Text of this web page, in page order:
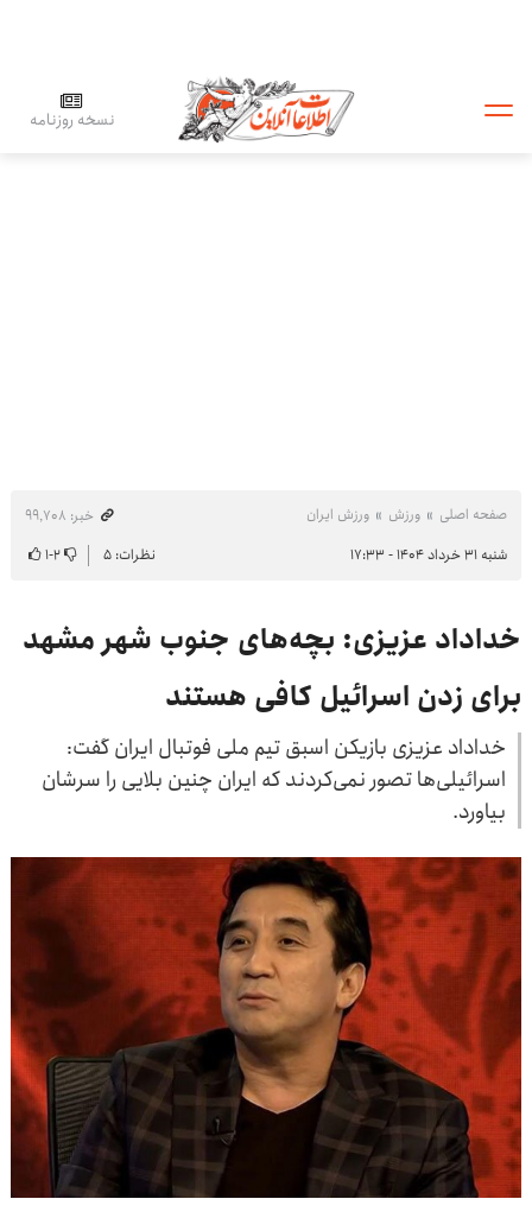
نسخه روزنامه
صفحه اصلی ورزش ورزش ایران
خبر: ۹۹٬۷۰۸
شنبه ۳۱ خرداد ۱۴۰۴ - ۱۷:۳۳
نظرات: ۵ ۲-۱
خداداد عزیزی: بچه‌های جنوب شهر مشهد
برای زدن اسرائیل کافی هستند
خداداد عزیزی بازیکن اسبق تیم ملی فوتبال ایران گفت:
اسرائیلی‌ها تصور نمی‌کردند که ایران چنین بلایی را سرشان
بیاورد.